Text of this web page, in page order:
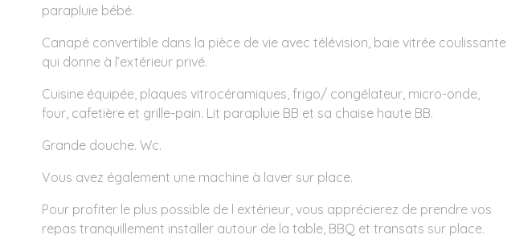
parapluie bébé.
Canapé convertible dans la pièce de vie avec télévision, baie vitrée coulissante
qui donne à l’extérieur privé.
Cuisine équipée, plaques vitrocéramiques, frigo/ congélateur, micro-onde,
four, cafetière et grille-pain. Lit parapluie BB et sa chaise haute BB.
Grande douche. Wc.
Vous avez également une machine à laver sur place.
Pour profiter le plus possible de l extérieur, vous apprécierez de prendre vos
repas tranquillement installer autour de la table, BBQ et transats sur place.